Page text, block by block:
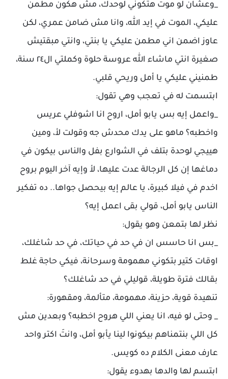
_وعشان لو موت هتكوني لوحدك، مش هكون مطمن
عليكي، الموت في إيد الله، وانا مش ضامن عمري، لكن
عاوز اضمن اني مطمن عليكي يا بنتي، وانتي مبقتيش
صغيرة انتي ماشاء الله عروسة حلوة وكملتي ال٢٤ سنة،
طمنيني عليكي يا أمل وريحي قلبي.
ابتسمت له في تعجب وهي تقول:
_واعمل إيه بس يابو أمل، اروح انا اشوفلي عريس
واخطبه؟ ماهو على يدك محدش جه وقولت لأ، ومين
هييجي لوحدة بتلف في الشوارع بفل والناس بيكون في
دماغها إن كل الرجالة عدت عليها، لأ وإيه آخر اليوم بروح
اخدم في فيلا كبيرة، يا عالم إيه بيحصل جواها.. ده تفكير
الناس يابو أمل، قولي بقى اعمل إيه؟
نظر لها بتمعن وهو يقول:
_بس انا حاسس ان في حد في حياتك، في حد شاغلك،
اوقات كتير بتكوني مهمومة وسرحانة، فيكي حاجة غلط
بقالك فترة طويلة، قوليلي في حد شاغلك؟
تنهيدة قوية، حزينة، مهمومة، متألمة، ومقهورة:
_ وحتى لو فيه، انا يعني اللي هروح اخطبه؟ وبعدين مش
كل اللي بنتمناهم بيكونوا لينا يأبو أمل، وانتَ اكتر واحد
عارف معنى الكلام ده كويس.
ابتسم لها والدها بهدوء يقول: